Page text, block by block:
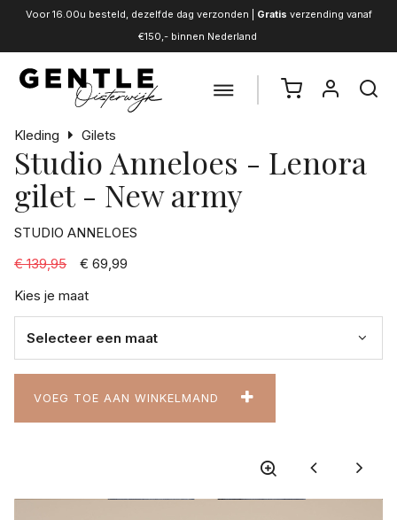
Voor 16.00u besteld, dezelfde dag verzonden | Gratis verzending vanaf
€150,- binnen Nederland
Kleding Gilets
Studio Anneloes - Lenora
gilet - New army
STUDIO ANNELOES
€ 139,95
€ 69,99
Kies je maat
VOEG TOE AAN WINKELMAND